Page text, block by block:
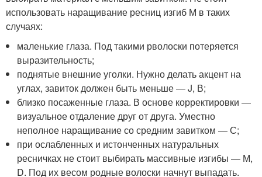
использовать наращивание ресниц изгиб М в таких
случаях:
маленькие глаза. Под такими рволоски потеряется
выразительность;
поднятые внешние уголки. Нужно делать акцент на
углах, завиток должен быть меньше — J, В;
близко посаженные глаза. В основе корректировки —
визуальное отдаление друг от друга. Уместно
неполное наращивание со средним завитком — С;
при ослабленных и истонченных натуральных
ресничках не стоит выбирать массивные изгибы — М,
D. Под их весом родные волоски начнут выпадать.